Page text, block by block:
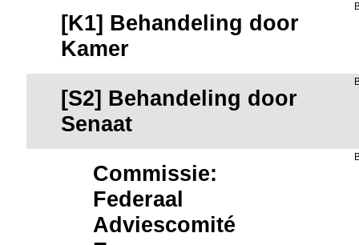
[K1] Behandeling door
Kamer
[S2] Behandeling door
Senaat
Commissie:
Federaal
Adviescomité